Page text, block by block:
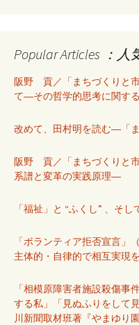
Popular Articles ：
阪野 貢／「まちづくりと
て―その哲学的思考に関す
改めて、田村明を読む―「
阪野 貢／「まちづくりと
系譜と変革の実践原理―
「福祉」と “ふくし” 、そし
「ボランティア拒否宣言」
主体的・自律的で相互実
「相模原障害者施設殺傷事
する私」「見ぬふりをして
川新聞取材班著『やまゆり